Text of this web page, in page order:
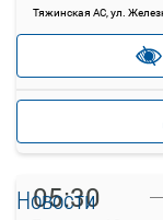
—
05:30
Новости